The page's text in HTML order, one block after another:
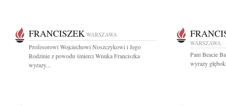
FRANCISZEK WARSZAWA
Profesorowi Wojciechowi Noszczykowi i Jego
Rodzinie z powodu śmierci Wnuka Franciszka
wyrazy...
WARSZAWA
Pani Beacie
wyrazy